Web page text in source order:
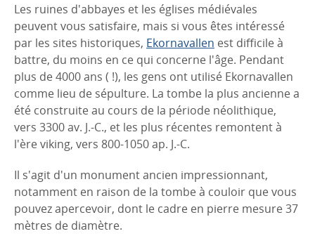
Les ruines d'abbayes et les églises médiévales
peuvent vous satisfaire, mais si vous êtes intéressé
par les sites historiques, Ekornavallen est difficile à
battre, du moins en ce qui concerne l'âge. Pendant
plus de 4000 ans ( !), les gens ont utilisé Ekornavallen
comme lieu de sépulture. La tombe la plus ancienne a
été construite au cours de la période néolithique,
vers 3300 av. J.-C., et les plus récentes remontent à
l'ère viking, vers 800-1050 ap. J.-C.
Il s'agit d'un monument ancien impressionnant,
notamment en raison de la tombe à couloir que vous
pouvez apercevoir, dont le cadre en pierre mesure 37
mètres de diamètre.